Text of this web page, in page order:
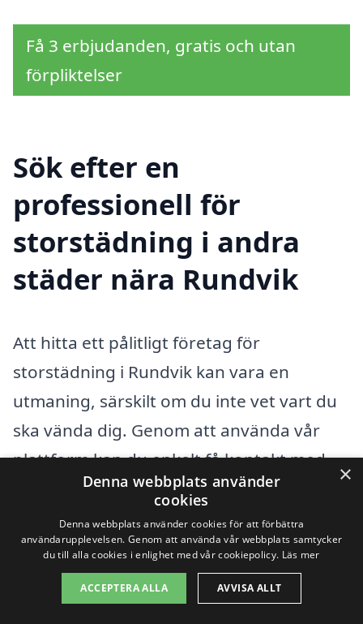
Få 3 erbjudanden, gratis och utan
förpliktelser
Sök efter en
professionell för
storstädning i andra
städer nära Rundvik
Att hitta ett pålitligt företag för
storstädning i Rundvik kan vara en
utmaning, särskilt om du inte vet vart du
ska vända dig. Genom att använda vår
plattform kan du enkelt få kontakt med
professionella städare som erbjuder
storstädning i ditt närområde. Vi hjälper
dig att jämföra olika företag och priser, så
att du kan göra ett välgrundat val.
×
Denna webbplats använder
cookies
Denna webbplats använder cookies för att förbättra
användarupplevelsen. Genom att använda vår webbplats samtycker
du till alla cookies i enlighet med vår cookiepolicy. Läs mer
ACCEPTERA ALLA AVVISA ALLT